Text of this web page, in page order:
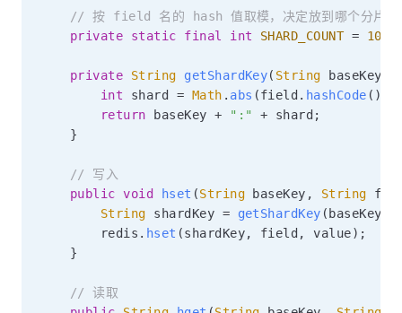
// 按 field 名的 hash 值取模，决定放到哪个分片
private
static final int SHARD_COUNT = 100
private String getShardKey( String baseKey
int shard = Math . abs (field . hashCode ( )
return baseKey + ":" + shard ;
}
// 写入
public void hset (String baseKey , String
String shardKey = getShardKey ( baseKey
        redis
. hset (shardKey, field , value) ;
}
// 读取